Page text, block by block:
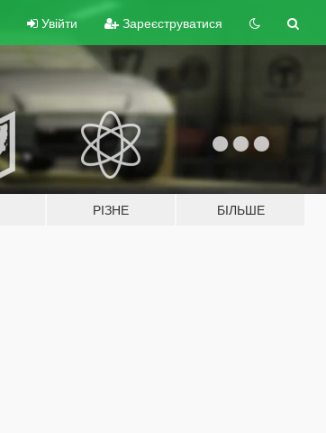
Увійти Зареєструватися
РІЗНЕ БІЛЬШЕ